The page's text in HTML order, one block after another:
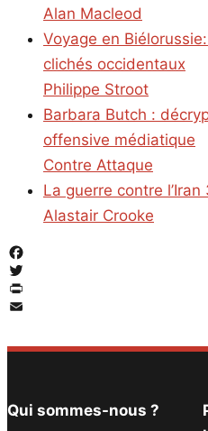
Alan Macleod
Voyage en
clichés occidentaux
Philippe Stroot
Barbara Butch :
offensive médiatique
Contre Attaque
La guerre contre l’Iran
Alastair Crooke
Facebook
Twitter
PrintFriendly
Qui sommes-nous ?